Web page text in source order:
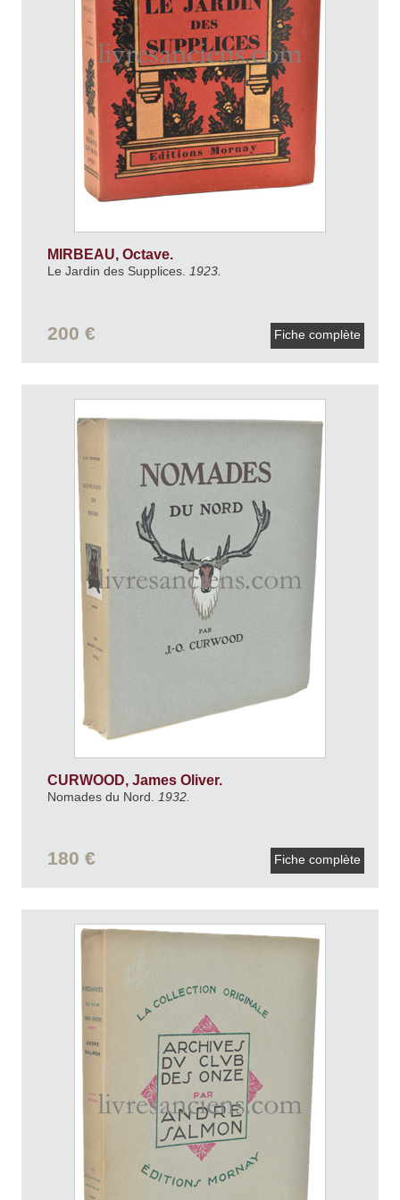
MIRBEAU, Octave.
Le Jardin des Supplices. 1923.
200 € Fiche complète
CURWOOD, James Oliver.
Nomades du Nord. 1932.
180 € Fiche complète